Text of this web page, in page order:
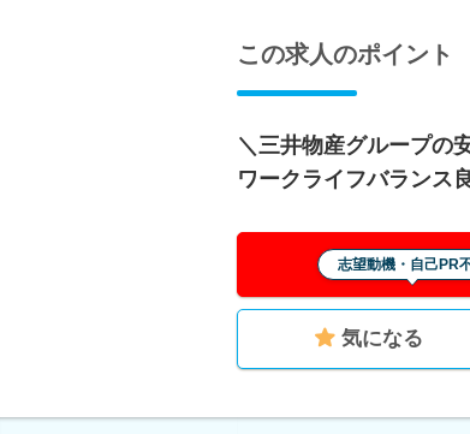
この求人のポイント
＼三井物産グループの
ワークライフバランス
志望動機・自己PR
気になる